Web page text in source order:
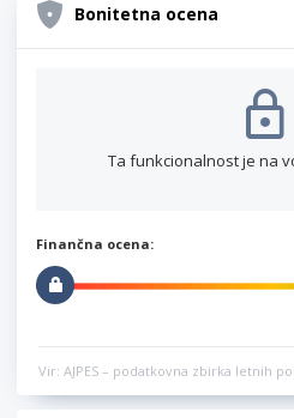
Bonitetna ocena
Ta funkcionalnost je na
Finančna ocena:
Vir: AJPES – podatkovna zbirka letnih